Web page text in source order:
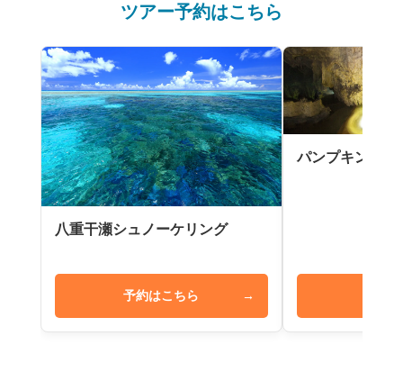
ツアー予約はこちら
八重干瀬シュノーケリング
予約はこちら →
パンプキン鍾乳